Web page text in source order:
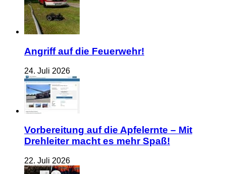
Angriff auf die Feuerwehr!
24. Juli 2026
Vorbereitung auf die Apfelernte – Mit
Drehleiter macht es mehr Spaß!
22. Juli 2026